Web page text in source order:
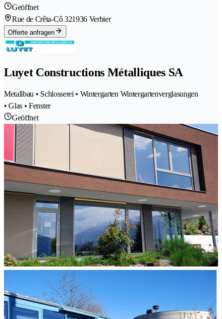
Geöffnet
Rue de Crêta-Cô 321936 Verbier
Offerte anfragen
Luyet Constructions Métalliques SA
Metallbau • Schlosserei • Wintergarten Wintergartenverglasungen
• Glas • Fenster
Geöffnet